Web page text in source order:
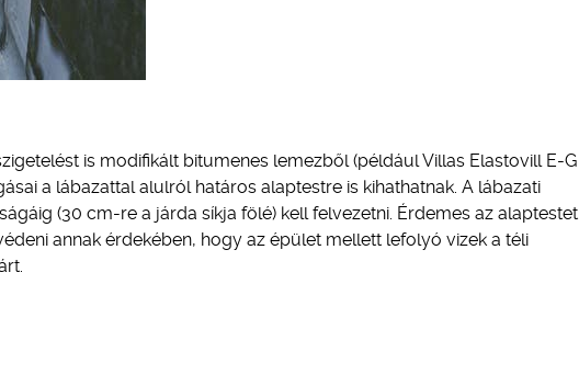
is modifikált bitumenes lemezből (például Villas Elastovill E-G
a lábazattal alulról határos alaptestre is kihathatnak. A lábazati
(30 cm-re a járda síkja fölé) kell felvezetni. Érdemes az alaptestet
annak érdekében, hogy az épület mellett lefolyó vizek a téli